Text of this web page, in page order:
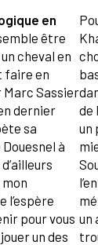
en
être
cheval en
faire en
Marc Sassier
dernier
sa
à
l’espère
pour vous
un des
de
un
un